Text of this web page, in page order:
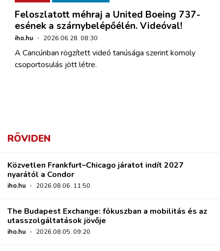
Feloszlatott méhraj a United Boeing 737-
esének a szárnybelépőélén. Videóval!
iho.hu · 2026.06.28. 08:30
A Cancúnban rögzített videó tanúsága szerint komoly
csoportosulás jött létre.
RÖVIDEN
Közvetlen Frankfurt–Chicago járatot indít 2027
nyarától a Condor
iho.hu · 2026.08.06. 11:50
The Budapest Exchange: fókuszban a mobilitás és az
utasszolgáltatások jövője
iho.hu · 2026.08.05. 09:20